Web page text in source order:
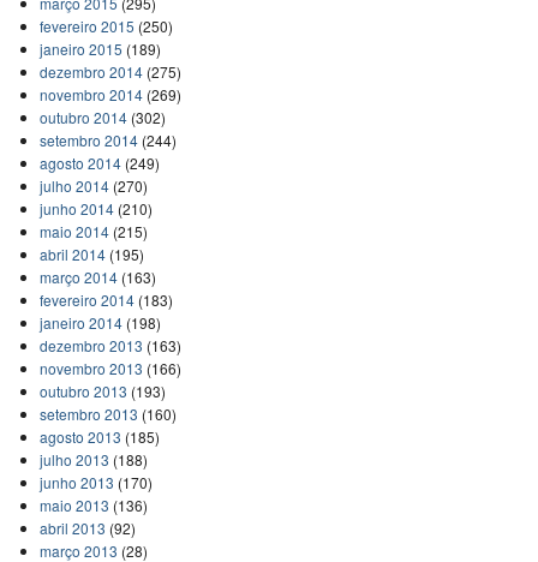
fevereiro 2015 (250)
janeiro 2015 (189)
dezembro 2014(275)
novembro 2014(269)
outubro 2014(302)
setembro 2014(244)
agosto 2014(249)
julho 2014(270)
junho 2014(210)
maio 2014(215)
abril 2014(195)
março 2014(163)
fevereiro 2014(183)
janeiro 2014(198)
dezembro 2013 (163)
novembro 2013 (166)
outubro 2013 (193)
setembro 2013 (160)
agosto 2013 (185)
julho 2013 (188)
junho 2013 (170)
maio 2013 (136)
abril 2013 (92)
março 2013 (28)